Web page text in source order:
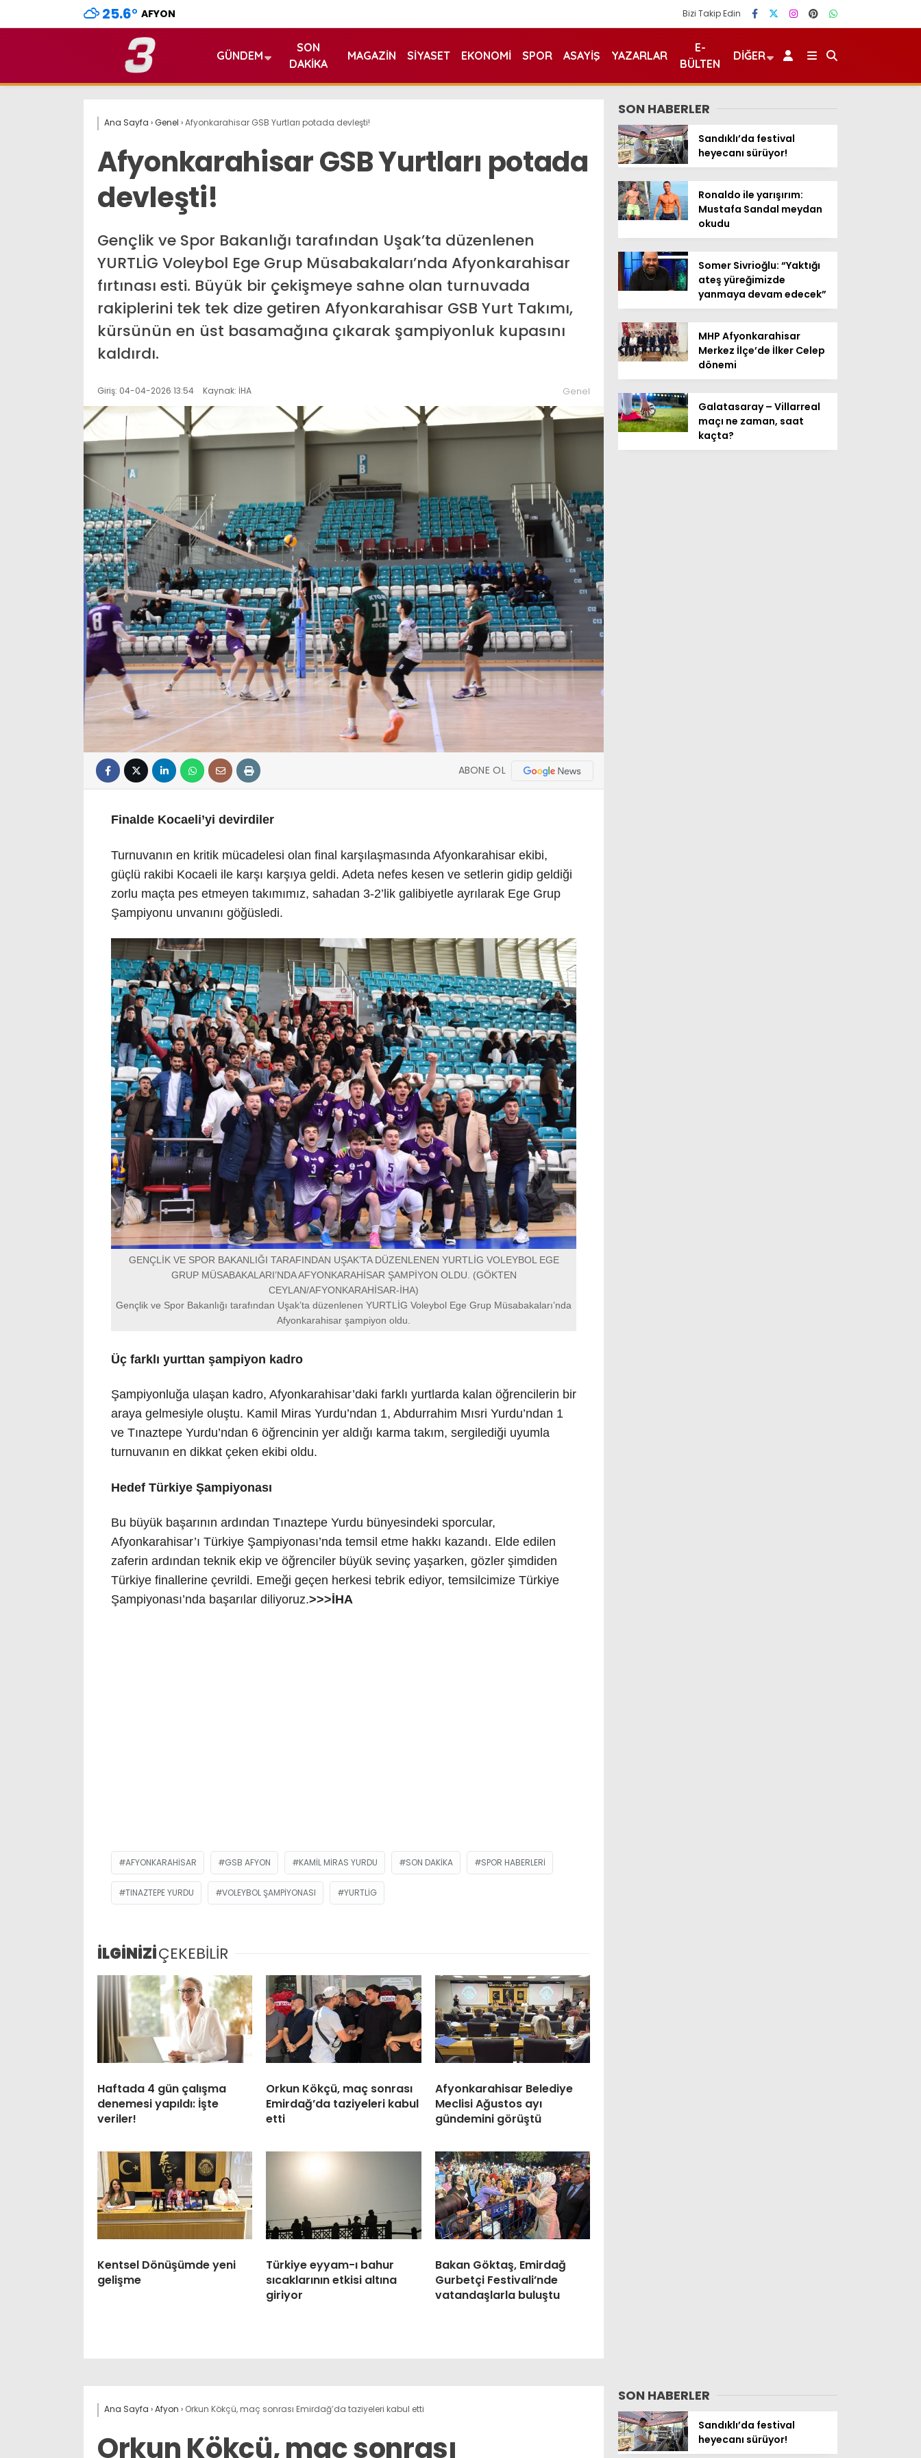
25.6° AFYON Bizi Takip Edin
GÜNDEM
SON
DAKIKA
MAGAZIN SIYASET EKONOMI SPOR ASAYIŞ YAZARLAR
E-
BÜLTEN
DIĞER
Ana Sayfa ›Genel ›Afyonkarahisar GSB Yurtları potada devleşti!
Afyonkarahisar GSB Yurtları potada
devleşti!
Gençlik ve Spor Bakanlığı tarafından Uşak’ta düzenlenen
YURTLİG Voleybol Ege Grup Müsabakaları’nda Afyonkarahisar
fırtınası esti. Büyük bir çekişmeye sahne olan turnuvada
rakiplerini tek tek dize getiren Afyonkarahisar GSB Yurt Takımı,
kürsünün en üst basamağına çıkarak şampiyonluk kupasını
kaldırdı.
Giriş: 04-04-2026 13:54 Kaynak: İHA Genel
ABONE OL
Finalde Kocaeli’yi devirdiler
Turnuvanın en kritik mücadelesi olan final karşılaşmasında Afyonkarahisar ekibi,
güçlü rakibi Kocaeli ile karşı karşıya geldi. Adeta nefes kesen ve setlerin gidip geldiği
zorlu maçta pes etmeyen takımımız, sahadan 3-2’lik galibiyetle ayrılarak Ege Grup
Şampiyonu unvanını göğüsledi.
GENÇLİK VE SPOR BAKANLIĞI TARAFINDAN UŞAK’TA DÜZENLENEN YURTLİG VOLEYBOL EGE
GRUP MÜSABAKALARI’NDA AFYONKARAHİSAR ŞAMPİYON OLDU. (GÖKTEN
CEYLAN/AFYONKARAHİSAR-İHA)
Gençlik ve Spor Bakanlığı tarafından Uşak’ta düzenlenen YURTLİG Voleybol Ege Grup Müsabakaları’nda
Afyonkarahisar şampiyon oldu.
Üç farklı yurttan şampiyon kadro
Şampiyonluğa ulaşan kadro, Afyonkarahisar’daki farklı yurtlarda kalan öğrencilerin bir
araya gelmesiyle oluştu. Kamil Miras Yurdu’ndan 1, Abdurrahim Mısri Yurdu’ndan 1
ve Tınaztepe Yurdu’ndan 6 öğrencinin yer aldığı karma takım, sergilediği uyumla
turnuvanın en dikkat çeken ekibi oldu.
Hedef Türkiye Şampiyonası
Bu büyük başarının ardından Tınaztepe Yurdu bünyesindeki sporcular,
Afyonkarahisar’ı Türkiye Şampiyonası’nda temsil etme hakkı kazandı. Elde edilen
zaferin ardından teknik ekip ve öğrenciler büyük sevinç yaşarken, gözler şimdiden
Türkiye finallerine çevrildi. Emeği geçen herkesi tebrik ediyor, temsilcimize Türkiye
Şampiyonası’nda başarılar diliyoruz.>>>İHA
AFYONKARAHISAR GSB AFYON KAMIL MIRAS YURDU SON DAKIKA SPOR HABERLERI
TINAZTEPE YURDU VOLEYBOL ŞAMPIYONASI YURTLIG
İLGİNİZİÇEKEBİLİR
Haftada 4 gün çalışma
denemesi yapıldı: İşte
veriler!
Orkun Kökçü, maç sonrası
Emirdağ’da taziyeleri kabul
etti
Afyonkarahisar Belediye
Meclisi Ağustos ayı
gündemini görüştü
Kentsel Dönüşümde yeni
gelişme
Türkiye eyyam-ı bahur
sıcaklarının etkisi altına
giriyor
Bakan Göktaş, Emirdağ
Gurbetçi Festivali’nde
vatandaşlarla buluştu
SON HABERLER
Sandıklı’da festival
heyecanı sürüyor!
Ronaldo ile yarışırım:
Mustafa Sandal meydan
okudu
Somer Sivrioğlu: “Yaktığı
ateş yüreğimizde
yanmaya devam edecek”
MHP Afyonkarahisar
Merkez İlçe’de İlker Celep
dönemi
Galatasaray – Villarreal
maçı ne zaman, saat
kaçta?
Ana Sayfa ›Afyon › Orkun Kökçü, maç sonrası Emirdağ’da taziyeleri kabul etti
Orkun Kökçü, maç sonrası
SON HABERLER
Sandıklı’da festival
heyecanı sürüyor!